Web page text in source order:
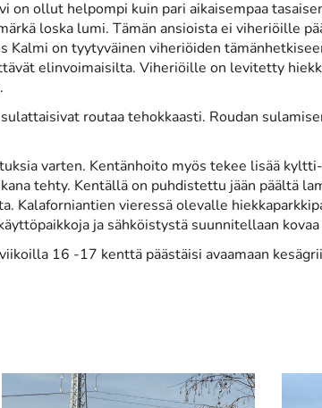
ollut helpompi kuin pari aikaisempaa
loska lumi. Tämän ansioista ei viheriöille
Kalmi on tyytyväinen viheriöiden
elinvoimaisilta. Viheriöille on levitetty
routaa tehokkaasti. Roudan
varten. Kentänhoito myös tekee lisää
tehty. Kentällä on puhdistettu jään päältä
vieressä olevalle
ja sähköistystä suunnitellaan kovaa
16 -17 kenttä päästäisi avaamaan